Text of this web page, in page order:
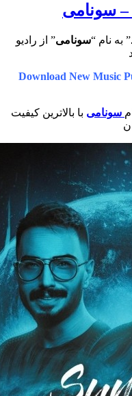
” از رادیو
Download
بالاترین کیفیت